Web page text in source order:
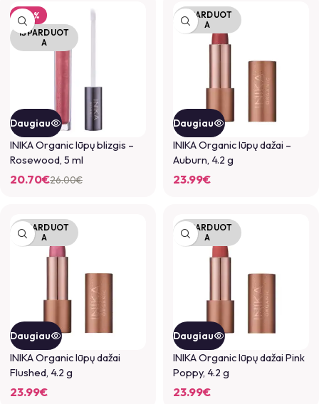
-20%
IŠPARDUOT
A
Daugiau
INIKA Organic lūpų blizgis –
Rosewood, 5 ml
26.00€
20.70€
IŠPARDUOT
A
Daugiau
INIKA Organic lūpų dažai –
Auburn, 4.2 g
23.99€
IŠPARDUOT
A
Daugiau
INIKA Organic lūpų dažai
Flushed, 4.2 g
23.99€
IŠPARDUOT
A
Daugiau
INIKA Organic lūpų dažai Pink
Poppy, 4.2 g
23.99€